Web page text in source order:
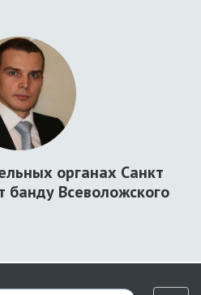
органах Санкт
банду Всеволожского